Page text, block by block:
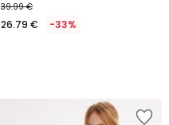
39.99 €
26.79 € -33%